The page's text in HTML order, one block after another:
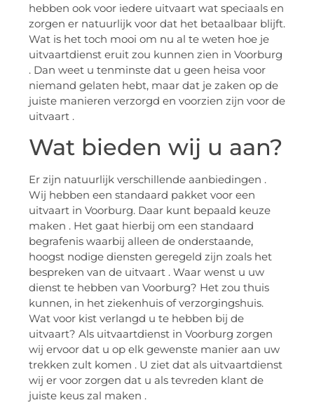
hebben ook voor iedere uitvaart wat speciaals en
zorgen er natuurlijk voor dat het betaalbaar blijft.
Wat is het toch mooi om nu al te weten hoe je
uitvaartdienst eruit zou kunnen zien in Voorburg
. Dan weet u tenminste dat u geen heisa voor
niemand gelaten hebt, maar dat je zaken op de
juiste manieren verzorgd en voorzien zijn voor de
uitvaart .
Wat bieden wij u aan?
Er zijn natuurlijk verschillende aanbiedingen .
Wij hebben een standaard pakket voor een
uitvaart in Voorburg. Daar kunt bepaald keuze
maken . Het gaat hierbij om een standaard
begrafenis waarbij alleen de onderstaande,
hoogst nodige diensten geregeld zijn zoals het
bespreken van de uitvaart . Waar wenst u uw
dienst te hebben van Voorburg? Het zou thuis
kunnen, in het ziekenhuis of verzorgingshuis.
Wat voor kist verlangd u te hebben bij de
uitvaart? Als uitvaartdienst in Voorburg zorgen
wij ervoor dat u op elk gewenste manier aan uw
trekken zult komen . U ziet dat als uitvaartdienst
wij er voor zorgen dat u als tevreden klant de
juiste keus zal maken .